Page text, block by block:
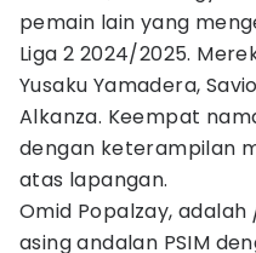
pemain lain yang
Liga 2 2024/2025.
Yusaku Yamadera,
Alkanza. Keempat
dengan keterampilan
atas lapangan.
Omid Popalzay, adalah
asing andalan PSIM